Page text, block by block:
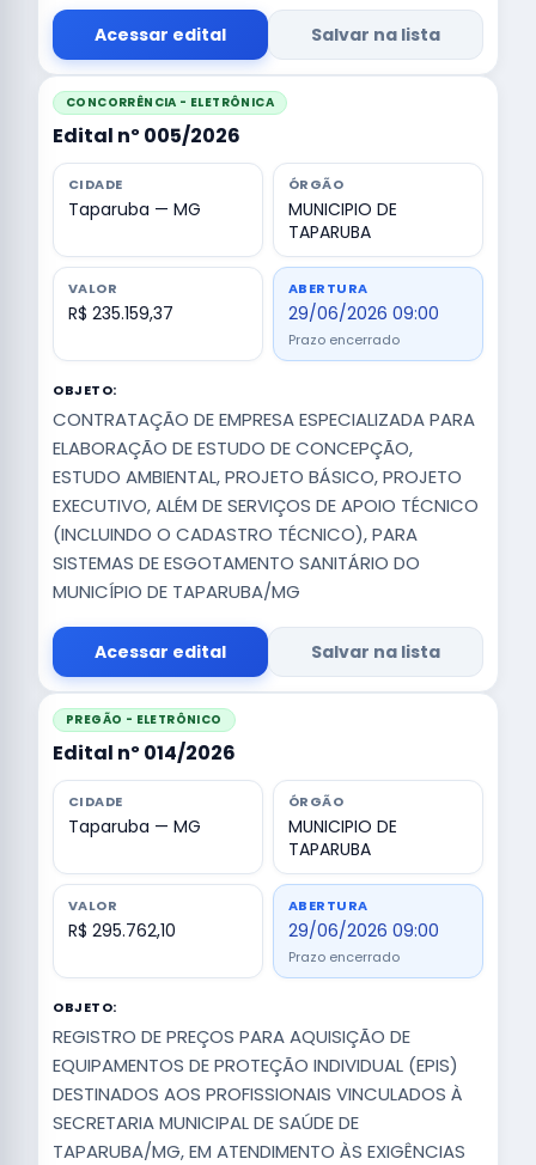
Acessar edital Salvar na lista
CONCORRÊNCIA - ELETRÔNICA
Edital nº 005/2026
CIDADE
Taparuba — MG
ÓRGÃO
MUNICIPIO DE
TAPARUBA
VALOR
R$ 235.159,37
ABERTURA
29/06/2026 09:00
Prazo encerrado
OBJETO:
CONTRATAÇÃO DE EMPRESA ESPECIALIZADA PARA
ELABORAÇÃO DE ESTUDO DE CONCEPÇÃO,
ESTUDO AMBIENTAL, PROJETO BÁSICO, PROJETO
EXECUTIVO, ALÉM DE SERVIÇOS DE APOIO TÉCNICO
(INCLUINDO O CADASTRO TÉCNICO), PARA
SISTEMAS DE ESGOTAMENTO SANITÁRIO DO
MUNICÍPIO DE TAPARUBA/MG
Acessar edital Salvar na lista
PREGÃO - ELETRÔNICO
Edital nº 014/2026
CIDADE
Taparuba — MG
ÓRGÃO
MUNICIPIO DE
TAPARUBA
VALOR
R$ 295.762,10
ABERTURA
29/06/2026 09:00
Prazo encerrado
OBJETO:
REGISTRO DE PREÇOS PARA AQUISIÇÃO DE
EQUIPAMENTOS DE PROTEÇÃO INDIVIDUAL (EPIS)
DESTINADOS AOS PROFISSIONAIS VINCULADOS À
SECRETARIA MUNICIPAL DE SAÚDE DE
TAPARUBA/MG, EM ATENDIMENTO ÀS EXIGÊNCIAS